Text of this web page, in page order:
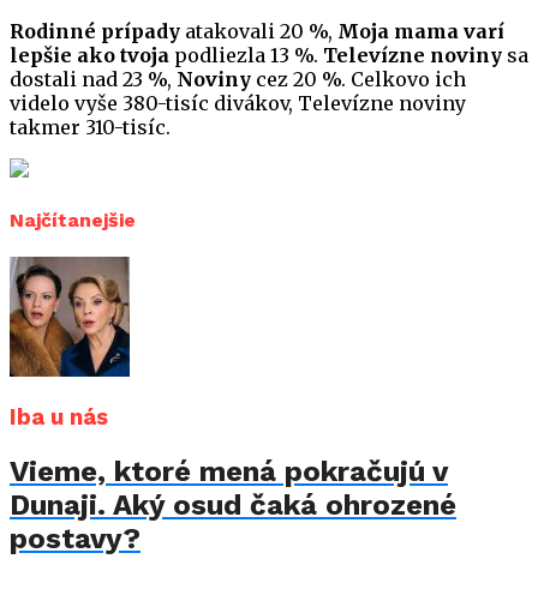
Rodinné prípady atakovali 20 %, Moja mama varí
lepšie ako tvoja podliezla 13 %. Televízne noviny sa
dostali nad 23 %, Noviny cez 20 %. Celkovo ich
videlo vyše 380-tisíc divákov, Televízne noviny
takmer 310-tisíc.
Najčítanejšie
Iba u nás
Vieme, ktoré mená pokračujú v
Dunaji. Aký osud čaká ohrozené
postavy?